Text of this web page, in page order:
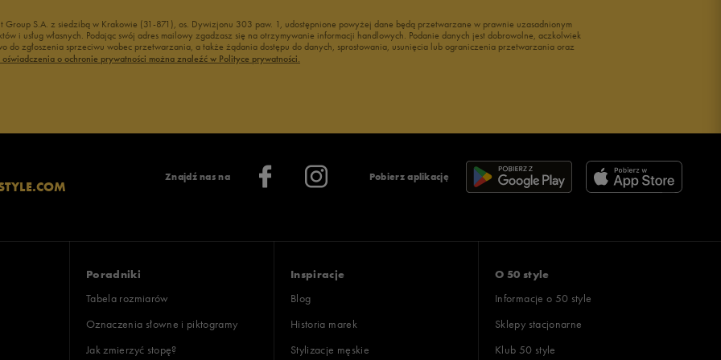
Group S.A. z siedzibą w Krakowie (31-871), os. Dywizjonu 303 paw. 1, udostępnione powyżej dane będą przetwarzane w prawnie uzasadnionym
i usług własnych. Podając swój adres mailowy zgadzasz się na otrzymywanie informacji handlowych. Podanie danych jest dobrowolne, aczkolwiek
do zgłoszenia sprzeciwu wobec przetwarzania, a także żądania dostępu do danych, sprostowania, usunięcia lub ograniczenia przetwarzania oraz
oświadczenia o ochronie prywatności można znaleźć w Polityce prywatności.
Znajdź nas na Pobierz aplikację
Poradniki
Tabela rozmiarów
Oznaczenia słowne i piktogramy
Jak zmierzyć stopę?
Inspiracje
Blog
Historia marek
Stylizacje męskie
O 50 style
Informacje o 50 style
Sklepy stacjonarne
Klub 50 style